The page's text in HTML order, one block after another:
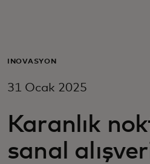
Za biznis
Za inovatore
İNOVASYON
31 Ocak 2025
Karanlık
sanal